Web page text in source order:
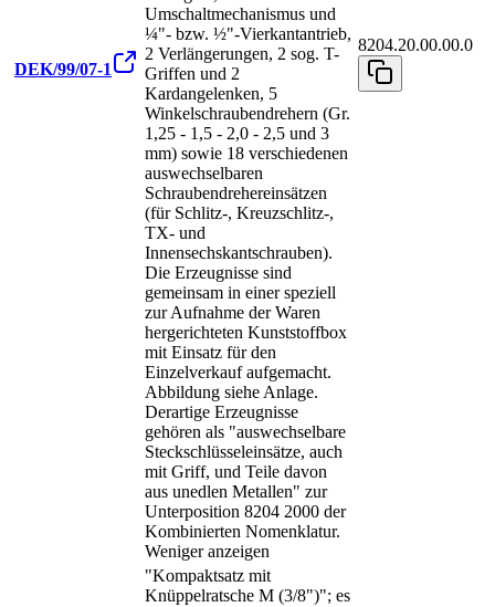
DEK/99/07-1
Umschaltmechanismus und
¼"- bzw. ½"-Vierkantantrieb,
2 Verlängerungen, 2 sog. T-
Griffen und 2
Kardangelenken, 5
Winkelschraubendrehern (Gr.
1,25 - 1,5 - 2,0 - 2,5 und 3
mm) sowie 18 verschiedenen
auswechselbaren
Schraubendrehereinsätzen
(für Schlitz-, Kreuzschlitz-,
TX- und
Innensechskantschrauben).
Die Erzeugnisse sind
gemeinsam in einer speziell
zur Aufnahme der Waren
hergerichteten Kunststoffbox
mit Einsatz für den
Einzelverkauf aufgemacht.
Abbildung siehe Anlage.
Derartige Erzeugnisse
gehören als "auswechselbare
Steckschlüsseleinsätze, auch
mit Griff, und Teile davon
aus unedlen Metallen" zur
Unterposition 8204 2000 der
Kombinierten Nomenklatur.
Weniger anzeigen
8204.20.00.00.0
"Kompaktsatz mit
Knüppelratsche M (3/8")"; es